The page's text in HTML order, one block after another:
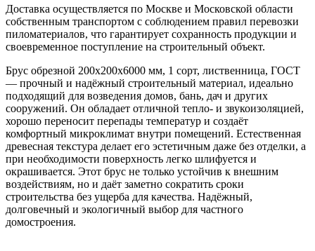
Доставка осуществляется по Москве и Московской области
собственным транспортом с соблюдением правил перевозки
пиломатериалов, что гарантирует сохранность продукции и
своевременное поступление на строительный объект.
Брус обрезной 200х200х6000 мм, 1 сорт, лиственница, ГОСТ
— прочный и надёжный строительный материал, идеально
подходящий для возведения домов, бань, дач и других
сооружений. Он обладает отличной тепло- и звукоизоляцией,
хорошо переносит перепады температур и создаёт
комфортный микроклимат внутри помещений. Естественная
древесная текстура делает его эстетичным даже без отделки, а
при необходимости поверхность легко шлифуется и
окрашивается. Этот брус не только устойчив к внешним
воздействиям, но и даёт заметно сократить сроки
строительства без ущерба для качества. Надёжный,
долговечный и экологичный выбор для частного
домостроения.